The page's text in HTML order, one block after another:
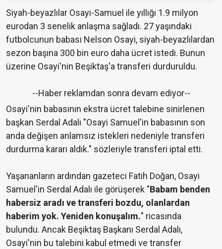
Siyah-beyazlılar Osayi-Samuel ile yıllığı 1.9 milyon
eurodan 3 senelik anlaşma sağladı. 27 yaşındaki
futbolcunun babası Nelson Osayi, siyah-beyazlılardan
sezon başına 300 bin euro daha ücret istedi. Bunun
üzerine Osayi'nin Beşiktaş'a transferi durduruldu.
--Haber reklamdan sonra devam ediyor--
Osayi'nin babasının ekstra ücret talebine sinirlenen
başkan Serdal Adalı "Osayi Samuel'in babasının son
anda değişen anlamsız istekleri nedeniyle transferi
durdurma kararı aldık." sözleriyle transferi iptal etti.
Yaşananların ardından gazeteci Fatih Doğan, Osayi
Samuel'in Serdal Adalı ile görüşerek "Babam benden
habersiz aradı ve transferi bozdu, olanlardan
haberim yok. Yeniden konuşalım." ricasında
bulundu. Ancak Beşiktaş Başkanı Serdal Adalı,
Osayi'nin bu talebini kabul etmedi ve transfer